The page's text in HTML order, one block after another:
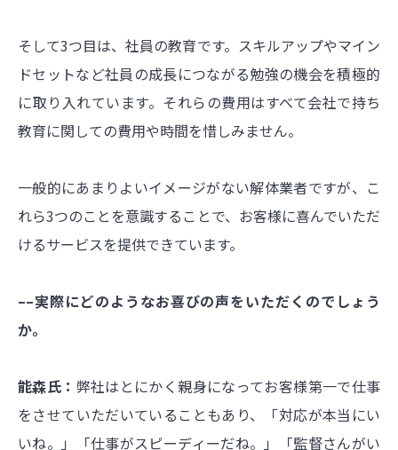
そして3つ目は、社員の教育です。スキルアップやマイン
ドセットなど社員の成長につながる勉強の機会を積極的
に取り入れています。それらの費用はすべて会社で持ち
教育に関しての費用や時間を惜しみません。
一般的にあまりよいイメージがない解体業者ですが、こ
れら3つのことを意識することで、お客様に喜んでいただ
けるサービスを提供できています。
––実際にどのようなお喜びの声をいただくのでしょう
か。
能森氏： 弊社はとにかく親身になってお客様第一で仕事
をさせていただいていることもあり、「対応が本当にい
いね。」「仕事がスピーディーだね。」「監督さんがい